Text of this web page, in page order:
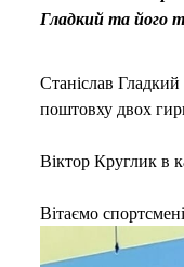
Гладкий та його
Станіслав
поштовху двох
Віктор Круглик в
Вітаємо